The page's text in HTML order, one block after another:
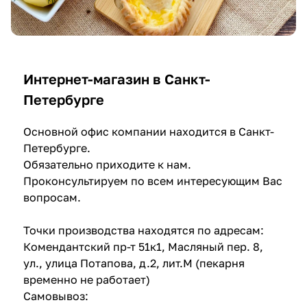
Интернет-магазин в Санкт-
Петербурге
Основной офис компании находится в Санкт-
Петербурге.
Обязательно приходите к нам.
Проконсультируем по всем интересующим Вас
вопросам.
Точки производства находятся по адресам:
Комендантский пр-т 51к1, Масляный пер. 8,
ул., улица Потапова, д.2, лит.М (пекарня
временно не работает)
Самовывоз: